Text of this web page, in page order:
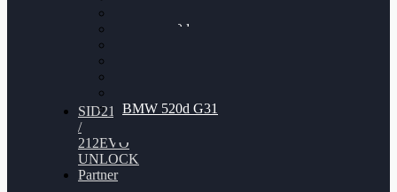
BMW 120d
BMW 520d G31
SID212
/
212EVO
UNLOCK
Partner